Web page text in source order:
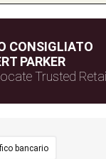
CONSIGLIATO
PARKER
Trusted
bancario